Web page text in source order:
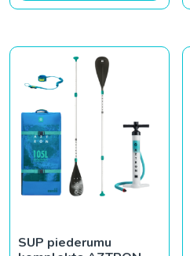
SUP piederumu